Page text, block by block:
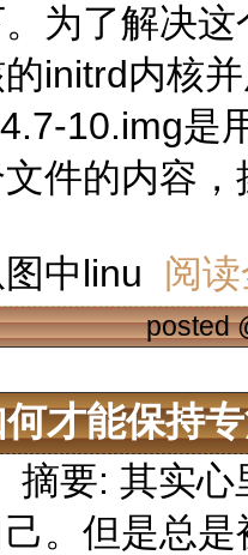
为了解决
initrd内核
10.img是
件的内容
图中linu 阅
posted
才能保持
要: 其实心
己。但是总